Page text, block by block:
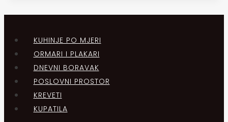
KUHINJE PO MJERI
ORMARI I PLAKARI
DNEVNI BORAVAK
POSLOVNI PROSTOR
KREVETI
KUPATILA